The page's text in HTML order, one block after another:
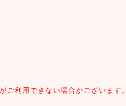
利用できない場合がございます。